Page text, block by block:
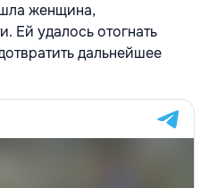
женщина,
Ей удалось отогнать
дальнейшее